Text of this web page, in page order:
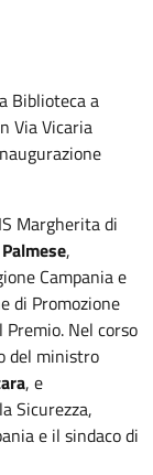
Biblioteca a
Via Vicaria
Margherita di
,
Campania e
di Promozione
Premio. Nel corso
del ministro
, e
Sicurezza,
e il sindaco di